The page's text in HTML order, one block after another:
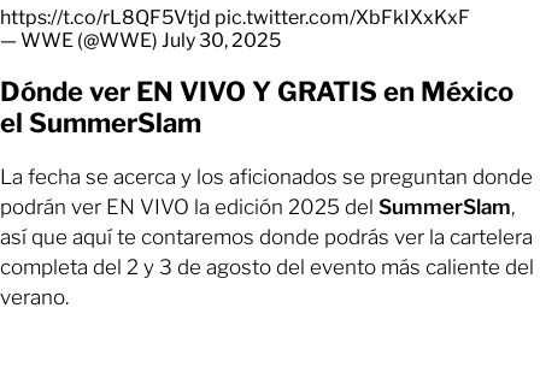
https://t.co/rL8QF5Vtjd pic.twitter.com/XbFkIXxKxF
— WWE (@WWE) July 30, 2025
Dónde ver EN VIVO Y GRATIS en México
el SummerSlam
La fecha se acerca y los aficionados se preguntan donde
podrán ver EN VIVO la edición 2025 del SummerSlam,
así que aquí te contaremos donde podrás ver la cartelera
completa del 2 y 3 de agosto del evento más caliente del
verano.